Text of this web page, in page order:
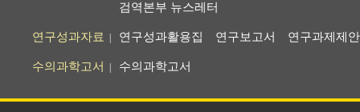
검역본부 뉴스레터
연구성과자료 연구성과활용집 연구보고서 연구과제제
수의과학고서 수의과학고서